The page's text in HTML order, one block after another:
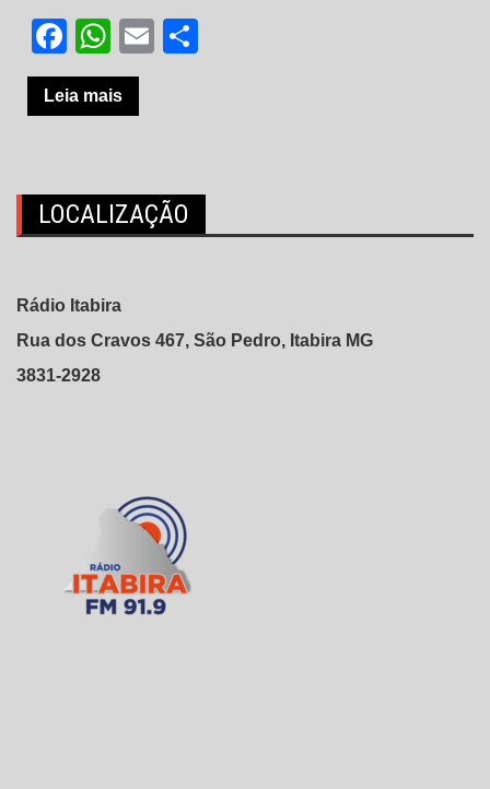
Facebook
WhatsApp
Email
Leia mais
LOCALIZAÇÃO
Rádio Itabira
Rua dos Cravos 467, São Pedro, Itabira MG
3831-2928